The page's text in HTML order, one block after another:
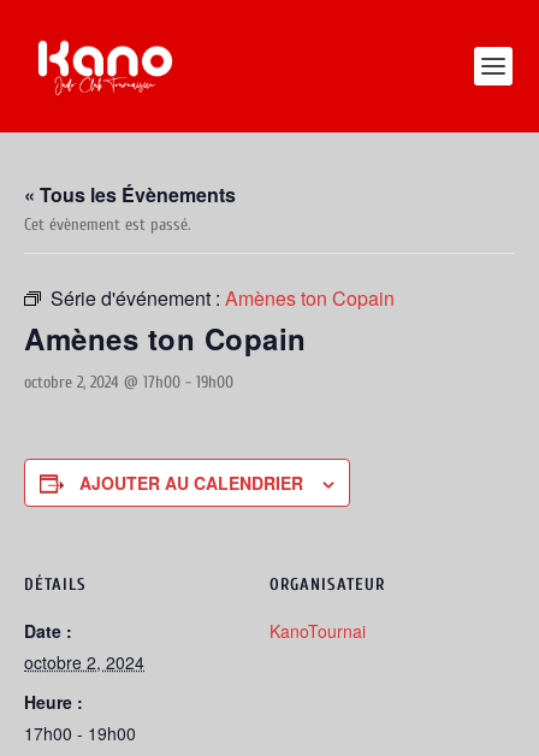
« Tous les Évènements
Cet évènement est passé.
Série d'événement : Amènes ton Copain
Amènes ton Copain
octobre 2, 2024 @ 17h00 - 19h00
AJOUTER AU CALENDRIER
DÉTAILS
Date :
octobre 2, 2024
Heure :
17h00 - 19h00
ORGANISATEUR
KanoTournai